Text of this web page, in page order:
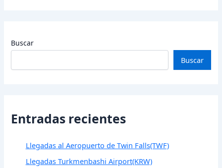
Buscar
Buscar
Entradas recientes
Llegadas al Aeropuerto de Twin Falls(TWF)
Llegadas Turkmenbashi Airport(KRW)